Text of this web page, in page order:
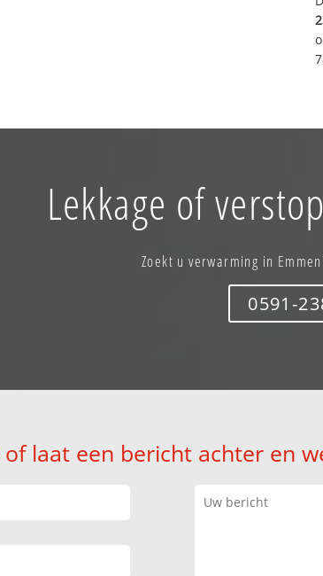
Lekkage of
Zoekt u verwarming in
0591-
of laat een bericht achter en